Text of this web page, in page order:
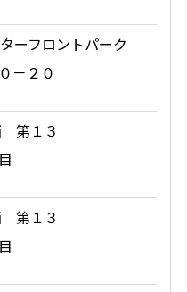
ーフロントパーク
－２０
第１３
第１３